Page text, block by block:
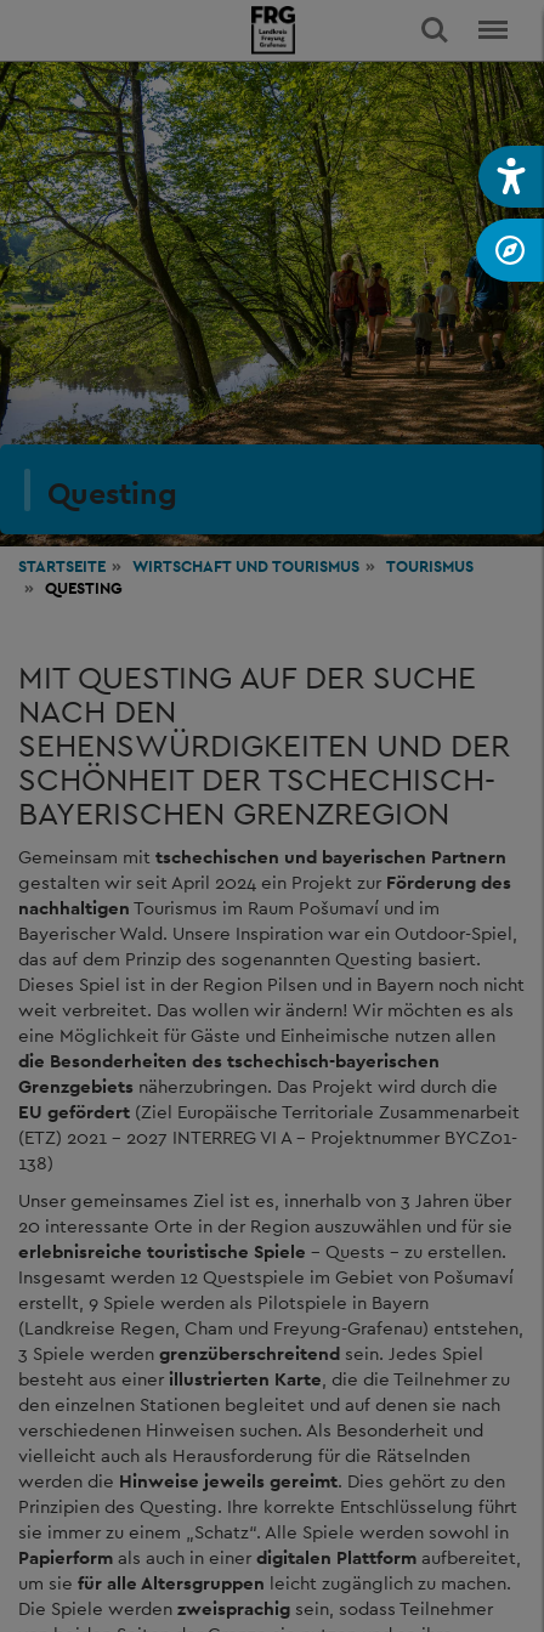
Questing
STARTSEITE WIRTSCHAFT UND TOURISMUS
TOURISMUS
QUESTING
MIT QUESTING AUF DER SUCHE
NACH DEN
SEHENSWÜRDIGKEITEN UND DER
SCHÖNHEIT DER TSCHECHISCH-
BAYERISCHEN GRENZREGION
Gemeinsam mit tschechischen und bayerischen Partnern
gestalten wir seit April 2024 ein Projekt zur Förderung des
nachhaltigen Tourismus im Raum Pošumaví und im
Bayerischer Wald. Unsere Inspiration war ein Outdoor-Spiel,
das auf dem Prinzip des sogenannten Questing basiert.
Dieses Spiel ist in der Region Pilsen und in Bayern noch nicht
weit verbreitet. Das wollen wir ändern! Wir möchten es als
eine Möglichkeit für Gäste und Einheimische nutzen allen
die Besonderheiten des tschechisch-bayerischen
Grenzgebiets näherzubringen. Das Projekt wird durch die
EU gefördert (Ziel Europäische Territoriale Zusammenarbeit
(ETZ) 2021 – 2027 INTERREG VI A – Projektnummer BYCZ01-
138)
Unser gemeinsames Ziel ist es, innerhalb von 3 Jahren über
20 interessante Orte in der Region auszuwählen und für sie
erlebnisreiche touristische Spiele – Quests – zu erstellen.
Insgesamt werden 12 Questspiele im Gebiet von Pošumaví
erstellt, 9 Spiele werden als Pilotspiele in Bayern
(Landkreise Regen, Cham und Freyung-Grafenau) entstehen,
3 Spiele werden grenzüberschreitend sein. Jedes Spiel
besteht aus einer illustrierten Karte, die die Teilnehmer zu
den einzelnen Stationen begleitet und auf denen sie nach
verschiedenen Hinweisen suchen. Als Besonderheit und
vielleicht auch als Herausforderung für die Rätselnden
werden die Hinweise jeweils gereimt. Dies gehört zu den
Prinzipien des Questing. Ihre korrekte Entschlüsselung führt
sie immer zu einem „Schatz“. Alle Spiele werden sowohl in
Papierform als auch in einer digitalen Plattform aufbereitet,
um sie für alle Altersgruppen leicht zugänglich zu machen.
Die Spiele werden zweisprachig sein, sodass Teilnehmer